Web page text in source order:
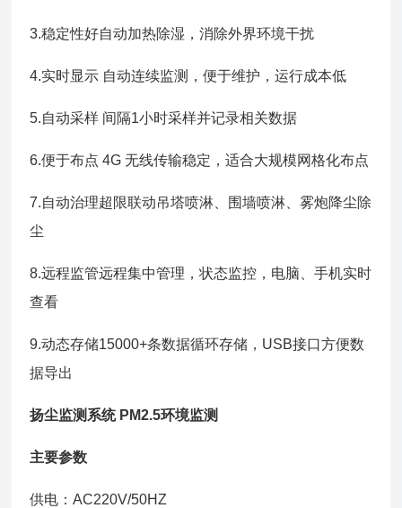
3.稳定性好自动加热除湿，消除外界环境干扰
4.实时显示 自动连续监测，便于维护，运行成本低
5.自动采样 间隔1小时采样并记录相关数据
6.便于布点 4G 无线传输稳定，适合大规模网格化布点
7.自动治理超限联动吊塔喷淋、围墙喷淋、雾炮降尘除
尘
8.远程监管远程集中管理，状态监控，电脑、手机实时
查看
9.动态存储15000+条数据循环存储，USB接口方便数
据导出
扬尘监测系统 PM2.5环境监测
主要参数
供电：AC220V/50HZ